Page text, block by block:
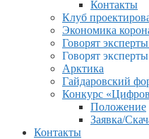
Контакты
Клуб
Экономика
Говорят
Говорят
Арктика
Гайдаровский
Конкурс
Положение
Заявка/
Контакты